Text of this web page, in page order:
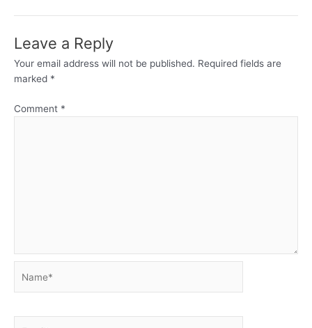
Leave a Reply
Your email address will not be published. Required fields are
marked *
Comment *